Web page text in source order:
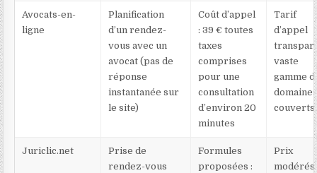
Avocats-en-
ligne
Planification
d’un rendez-
vous avec un
avocat (pas de
réponse
instantanée sur
le site)
Coût d’appel
: 39 € toutes
taxes
comprises
pour une
consultation
d’environ 20
minutes
Tarif
d’appel
vaste
gamme
couverts
Juriclic.net
Prise de
rendez-vous
Formules
proposées :
Prix
modérés